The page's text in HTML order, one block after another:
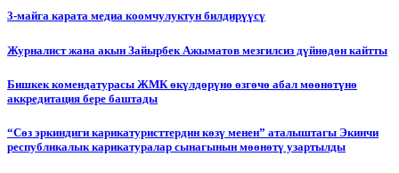
3-майга карата медиа коомчулуктун билдирүүсү
Журналист жана акын Зайырбек Ажыматов мезгилсиз дүйнөдөн кайтты
Бишкек комендатурасы ЖМК өкүлдөрүнө өзгөчө абал мөөнөтүнө
аккредитация бере баштады
“Сөз эркиндиги карикатуристтердин көзү менен” аталыштагы Экинчи
республикалык карикатуралар сынагынын мөөнөтү узартылды